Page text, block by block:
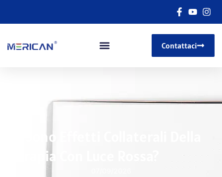
Contattaci
Ci Sono Effetti Collaterali Della
Terapia Con Luce Rossa?